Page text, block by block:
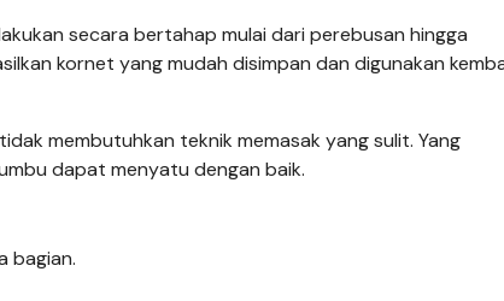
secara bertahap mulai dari perebusan hingga
kornet yang mudah disimpan dan digunakan
membutuhkan teknik memasak yang sulit. Yang
dapat menyatu dengan baik.
bagian.